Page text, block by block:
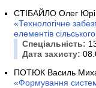
СТІБАЙЛО Олег
«Технологічне
елементів
Спеціальність:
Дата захисту:
ПОТЮК Василь
«Формування